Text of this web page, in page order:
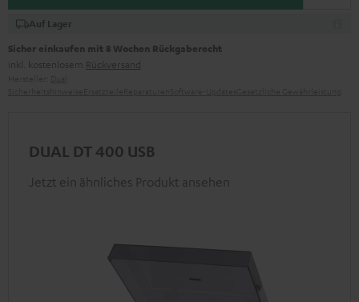
Auf Lager
Sicher einkaufen mit 8 Wochen Rückgaberecht
inkl. kostenlosem Rückversand
DUAL DT 400 USB
Jetzt ein ähnliches Produkt ansehen